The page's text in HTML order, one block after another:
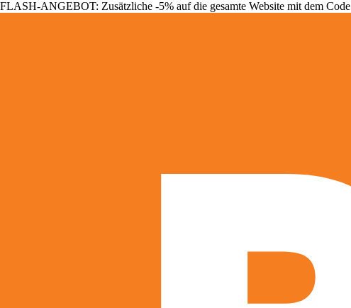
FLASH-ANGEBOT: Zusätzliche -5% auf die gesamte Website mit dem Code